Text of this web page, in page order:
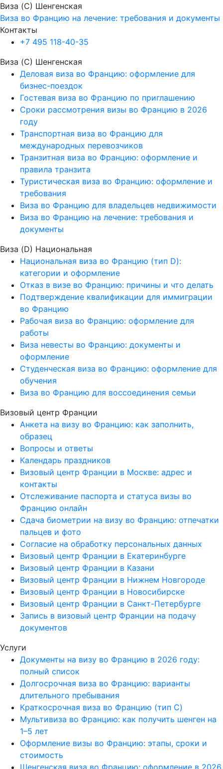
Виза (C) Шенгенская
Виза во Францию на лечение: требования и документы
Контакты
+7 495 118-40-35
Виза (C) Шенгенская
Деловая виза во Францию: оформление для
бизнес-поездок
Гостевая виза во Францию по приглашению
Сроки рассмотрения визы во Францию в 2026
году
Транспортная виза во Францию для
международных перевозчиков
Транзитная виза во Францию: оформление и
правила транзита
Туристическая виза во Францию: оформление и
требования
Виза во Францию для владельцев недвижимости
Виза во Францию на лечение: требования и
документы
Виза (D) Национальная
Национальная виза во Францию (тип D):
категории и оформление
Отказ в визе во Францию: причины и что делать
Подтверждение квалификации для иммиграции
во Францию
Рабочая виза во Францию: оформление для
работы
Виза невесты во Францию: документы и
оформление
Студенческая виза во Францию: оформление для
обучения
Виза во Францию для воссоединения семьи
Визовый центр Франции
Анкета на визу во Францию: как заполнить,
образец
Вопросы и ответы
Календарь праздников
Визовый центр Франции в Москве: адрес и
контакты
Отслеживание паспорта и статуса визы во
Францию онлайн
Сдача биометрии на визу во Францию: отпечатки
пальцев и фото
Согласие на обработку персональных данных
Визовый центр Франции в Екатеринбурге
Визовый центр Франции в Казани
Визовый центр Франции в Нижнем Новгороде
Визовый центр Франции в Новосибирске
Визовый центр Франции в Санкт-Петербурге
Запись в визовый центр Франции на подачу
документов
Услуги
Документы на визу во Францию в 2026 году:
полный список
Долгосрочная виза во Францию: варианты
длительного пребывания
Краткосрочная виза во Францию (тип C)
Мультивиза во Францию: как получить шенген на
1–5 лет
Оформление визы во Францию: этапы, сроки и
стоимость
Шенгенская виза во Францию: оформление в 2026